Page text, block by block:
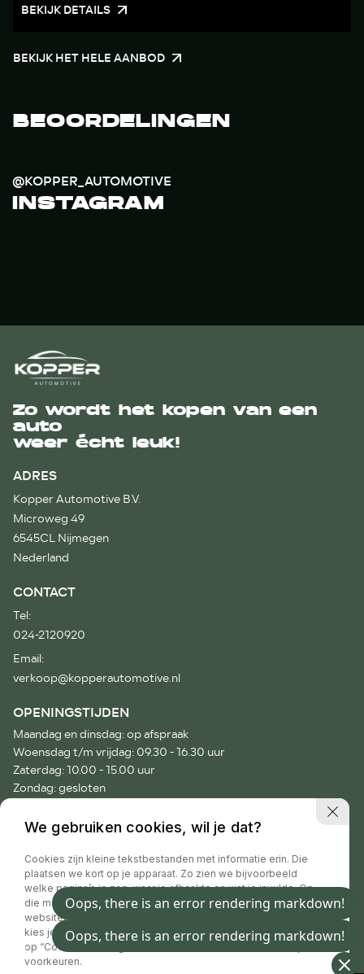
BEKIJK DETAILS
BEKIJK HET HELE AANBOD
BEOORDELINGEN
@KOPPER_AUTOMOTIVE
INSTAGRAM
Zo wordt het kopen van een
auto
weer écht leuk!
ADRES
Kopper Automotive B.V.
Microweg 49
6545CL Nijmegen
Nederland
CONTACT
Tel:
024-2120920
Email:
verkoop@kopperautomotive.nl
OPENINGSTIJDEN
Maandag en dinsdag: op afspraak
Woensdag t/m vrijdag: 09.30 - 16.30 uur
Zaterdag: 10.00 - 15.00 uur
Zondag: gesloten
Voor afspraken buiten onze openingstijden verzoeken wij je
Privacy policy
We gebruiken cookies, wil je dat?
Cookies zijn kleine tekstbestanden met informatie erin. Die
plaatsen we kort op je apparaat. Zo zien we bijvoorbeeld
welke pagina’s je zag, waar je afhaakte en wat je invulde. Op
die manier hebben wij informatie waar we jouw
websitebezoek beter mee maken. Handig toch? Natuurlijk
kies je zelf of je dat toestaat. Daar zijn we eerlijk over. Klik
op “Cookie instellingen”, vind meer informatie en beheer je
voorkeuren.